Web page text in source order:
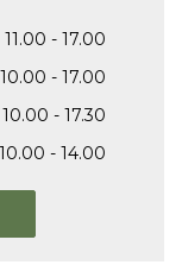
11.00 - 17.00
10.00 - 17.00
10.00 - 17.30
10.00 - 14.00